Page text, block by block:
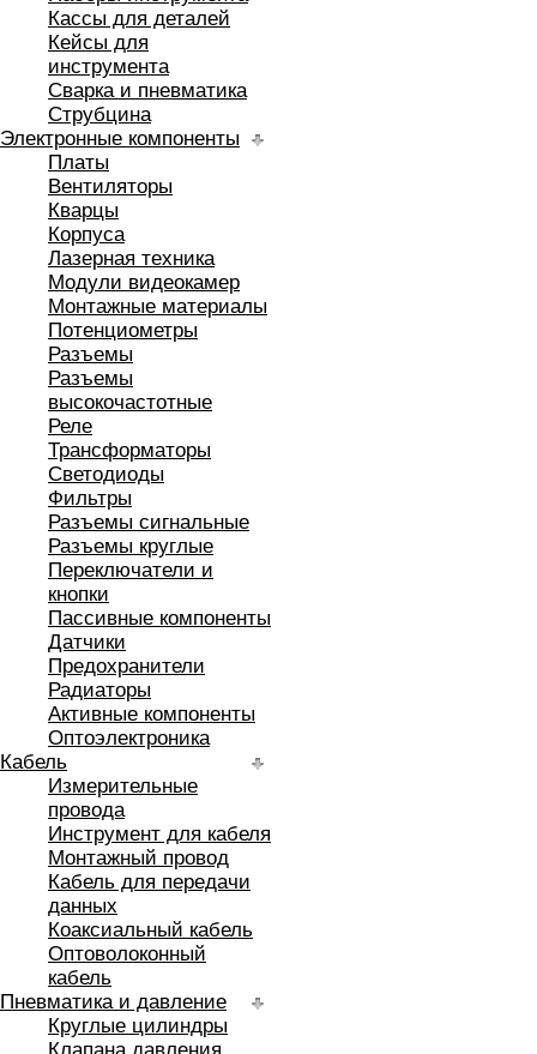
Кассы для деталей
Кейсы для
инструмента
Сварка и пневматика
Струбцина
Электронные компоненты
Платы
Вентиляторы
Кварцы
Корпуса
Лазерная техника
Модули видеокамер
Монтажные материалы
Потенциометры
Разъемы
Разъемы
высокочастотные
Реле
Трансформаторы
Светодиоды
Фильтры
Разъемы сигнальные
Разъемы круглые
Переключатели и
кнопки
Пассивные компоненты
Датчики
Предохранители
Радиаторы
Активные компоненты
Оптоэлектроника
Кабель
Измерительные
провода
Инструмент для кабеля
Монтажный провод
Кабель для передачи
данных
Коаксиальный кабель
Оптоволоконный
кабель
Пневматика и давление
Круглые цилиндры